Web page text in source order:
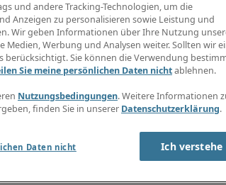
Info Center
Jobübersicht
Gehaltsübersicht
E-Learning
und andere Tracking-Technologien, um die
Anzeigen zu personalisieren sowie Leistung und
Wir geben Informationen über Ihre Nutzung
Medien, Werbung und Analysen weiter. Sollten wir
berücksichtigt. Sie können die Verwendung
Sie meine persönlichen Daten nichtablehnen.
Nutzungsbedingungen. Weitere Informationen
finden Sie in unserer Datenschutzerklärung.
Daten nicht Ich verstehe